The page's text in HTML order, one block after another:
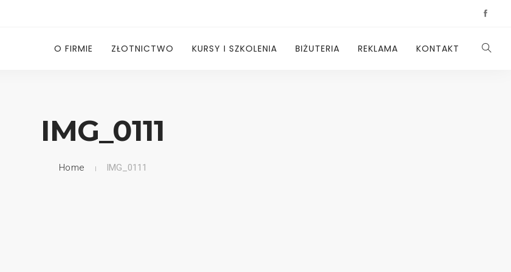
O FIRMIE ZŁOTNICTWO KURSY I SZKOLENIA BIŻUTERIA REKLAMA KONTAKT
IMG_0111
Home IMG_0111